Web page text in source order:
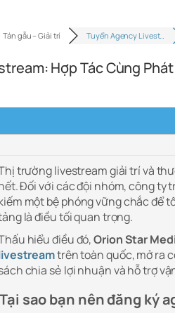
Tán gẫu – Giải trí Tuyển Agency Livest…
Hợp Tác Cùng
trường livestream giải trí và
Đối với các đội nhóm, công ty
một bệ phóng vững chắc để
là điều tối quan trọng.
hiểu điều đó,Orion Star
trên toàn quốc, mở ra
chia sẻ lợi nhuận và hỗ trợ
Tại sao bạn nên đăng ký